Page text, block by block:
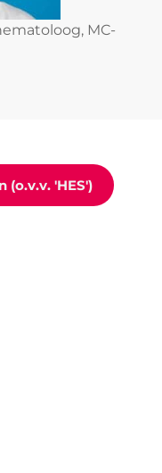
MC-
(o.v.v. 'HES')